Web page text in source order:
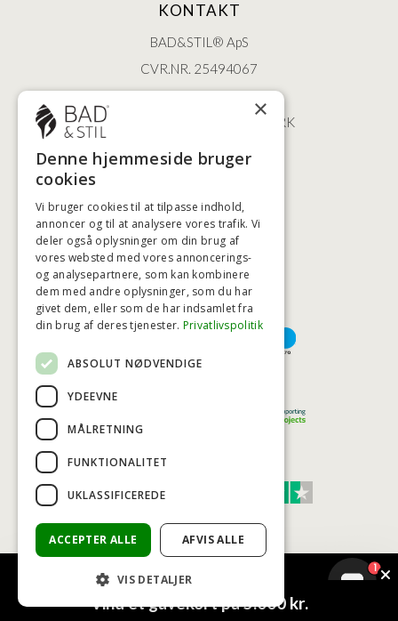
KONTAKT
BAD&STIL® ApS
CVR.NR. 25494067
ØSTERBROGADE 202
2100 KØBENHAVN • DANMARK
+45 3920 5084
HØJESTE KREDITVÆRDIGHED
BETALINGSMULIGHEDER
TRUST SCORE 4,7
© COPYRIGHT - BAD&STIL® ApS 2026
×
Denne hjemmeside bruger
cookies
Vi bruger cookies til at tilpasse indhold,
annoncer og til at analysere vores trafik. Vi
deler også oplysninger om din brug af
vores websted med vores annoncerings-
og analysepartnere, som kan kombinere
dem med andre oplysninger, som du har
givet dem, eller som de har indsamlet fra
din brug af deres tjenester. Privatlivspolitik
ABSOLUT NØDVENDIGE
YDEEVNE
MÅLRETNING
FUNKTIONALITET
UKLASSIFICEREDE
ACCEPTER ALLE AFVIS ALLE
VIS DETALJER
1
Vind et gavekort på 5.000 kr.